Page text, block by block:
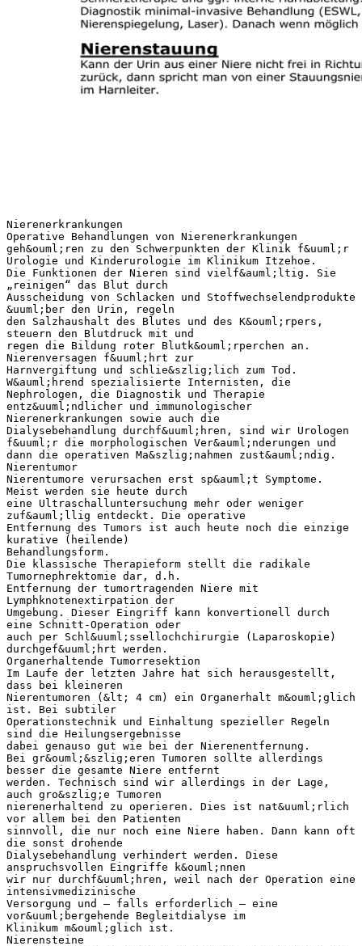
Nierenerkrankungen
Operative Behandlungen von Nierenerkrankungen
geh&ouml;ren zu den Schwerpunkten der Klinik f&uuml;r
Urologie und Kinderurologie im Klinikum Itzehoe.
Die Funktionen der Nieren sind vielf&auml;ltig. Sie
„reinigen“ das Blut durch
Ausscheidung von Schlacken und Stoffwechselendprodukte
&uuml;ber den Urin, regeln
den Salzhaushalt des Blutes und des K&ouml;rpers,
steuern den Blutdruck mit und
regen die Bildung roter Blutk&ouml;rperchen an.
Nierenversagen f&uuml;hrt zur
Harnvergiftung und schlie&szlig;lich zum Tod.
W&auml;hrend spezialisierte Internisten, die
Nephrologen, die Diagnostik und Therapie
entz&uuml;ndlicher und immunologischer
Nierenerkrankungen sowie auch die
Dialysebehandlung durchf&uuml;hren, sind wir Urologen
f&uuml;r die morphologischen Ver&auml;nderungen und
dann die operativen Ma&szlig;nahmen zust&auml;ndig.
Nierentumor
Nierentumore verursachen erst sp&auml;t Symptome.
Meist werden sie heute durch
eine Ultraschalluntersuchung mehr oder weniger
zuf&auml;llig entdeckt. Die operative
Entfernung des Tumors ist auch heute noch die einzige
kurative (heilende)
Behandlungsform.
Die klassische Therapieform stellt die radikale
Tumornephrektomie dar, d.h.
Entfernung der tumortragenden Niere mit
Lymphknotenextirpation der
Umgebung. Dieser Eingriff kann konvertionell durch
eine Schnitt-Operation oder
auch per Schl&uuml;ssellochchirurgie (Laparoskopie)
durchgef&uuml;hrt werden.
Organerhaltende Tumorresektion
Im Laufe der letzten Jahre hat sich herausgestellt,
dass bei kleineren
Nierentumoren (&lt; 4 cm) ein Organerhalt m&ouml;glich
ist. Bei subtiler
Operationstechnik und Einhaltung spezieller Regeln
sind die Heilungsergebnisse
dabei genauso gut wie bei der Nierenentfernung.
Bei gr&ouml;&szlig;eren Tumoren sollte allerdings
besser die gesamte Niere entfernt
werden. Technisch sind wir allerdings in der Lage,
auch gro&szlig;e Tumoren
nierenerhaltend zu operieren. Dies ist nat&uuml;rlich
vor allem bei den Patienten
sinnvoll, die nur noch eine Niere haben. Dann kann oft
die sonst drohende
Dialysebehandlung verhindert werden. Diese
anspruchsvollen Eingriffe k&ouml;nnen
wir nur durchf&uuml;hren, weil nach der Operation eine
intensivmedizinische
Versorgung und – falls erforderlich – eine
vor&uuml;bergehende Begleitdialyse im
Klinikum m&ouml;glich ist.
Nierensteine